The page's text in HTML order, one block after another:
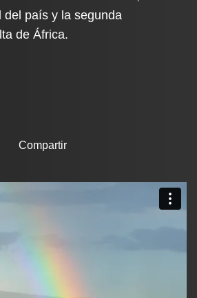
del país y la segunda
de África.
Compartir